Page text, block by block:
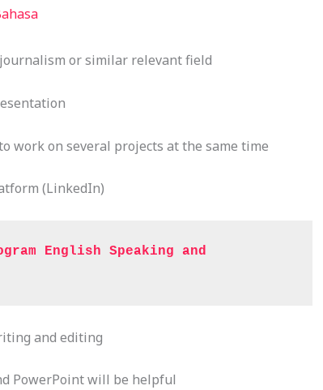
or similar relevant field
work on several projects at the same time
(LinkedIn)
English Speaking and
and editing
PowerPoint will be helpful